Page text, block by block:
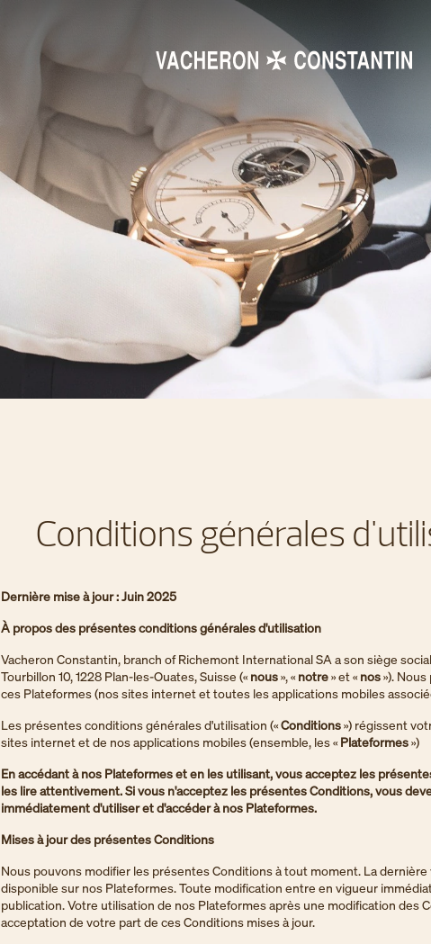
Conditions générales
Dernière mise à jour : Juin 2025
À propos des présentes conditions générales d'utilisation
Vacheron Constantin, branch of Richemont International SA a son siège
Tourbillon 10, 1228 Plan-les-Ouates, Suisse («nous», «notre» et «nos»).
ces Plateformes (nos sites internet et toutes les applications mobiles
Les présentes conditions générales d'utilisation («Conditions») régissent
sites internet et de nos applications mobiles (ensemble, les «Plateformes»)
En accédant à nos Plateformes et en les utilisant, vous acceptez les
les lire attentivement. Si vous n'acceptez les présentes Conditions, vous
immédiatement d'utiliser et d'accéder à nos Plateformes.
Mises à jour des présentes Conditions
Nous pouvons modifier les présentes Conditions à tout moment. La
disponible sur nos Plateformes. Toute modification entre en vigueur
publication. Votre utilisation de nos Plateformes après une modification des
acceptation de votre part de ces Conditions mises à jour.